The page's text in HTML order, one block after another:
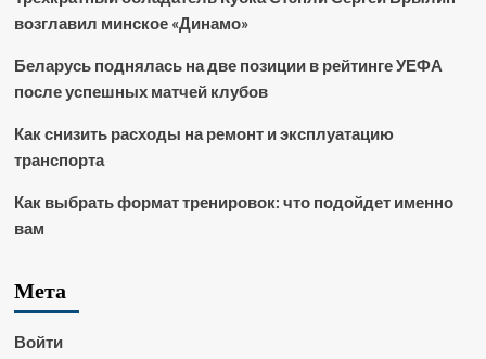
возглавил минское «Динамо»
Беларусь поднялась на две позиции в рейтинге УЕФА
после успешных матчей клубов
Как снизить расходы на ремонт и эксплуатацию
транспорта
Как выбрать формат тренировок: что подойдет именно
вам
Мета
Войти